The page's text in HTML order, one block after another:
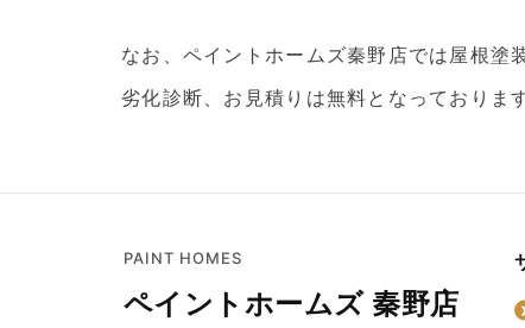
なお、ペイントホームズ秦野店では屋根
劣化診断、お見積りは無料となっておりま
PAINT HOMES
ペイントホームズ 秦野店